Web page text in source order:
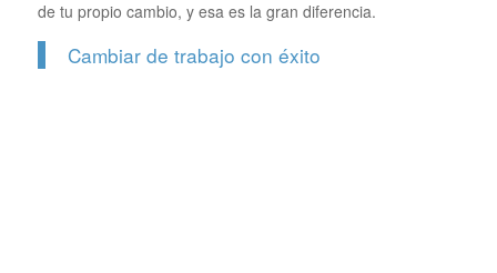
de tu propio cambio, y esa es la gran diferencia.
Cambiar de trabajo con éxito